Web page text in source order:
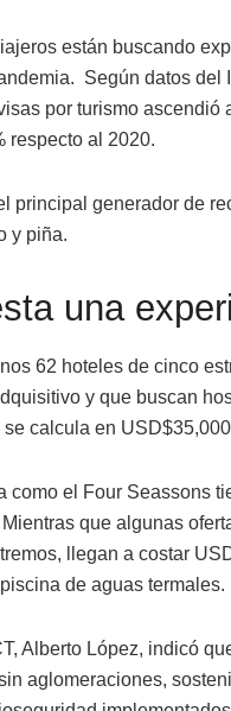
están buscando
Según datos del
por turismo
respecto al 2020.
principal generador de
y piña.
una
62 hoteles de cinco
y que buscan
calcula en
como el Four Seassons
que algunas
llegan a costar
de aguas termales.
Alberto López, indicó
aglomeraciones,